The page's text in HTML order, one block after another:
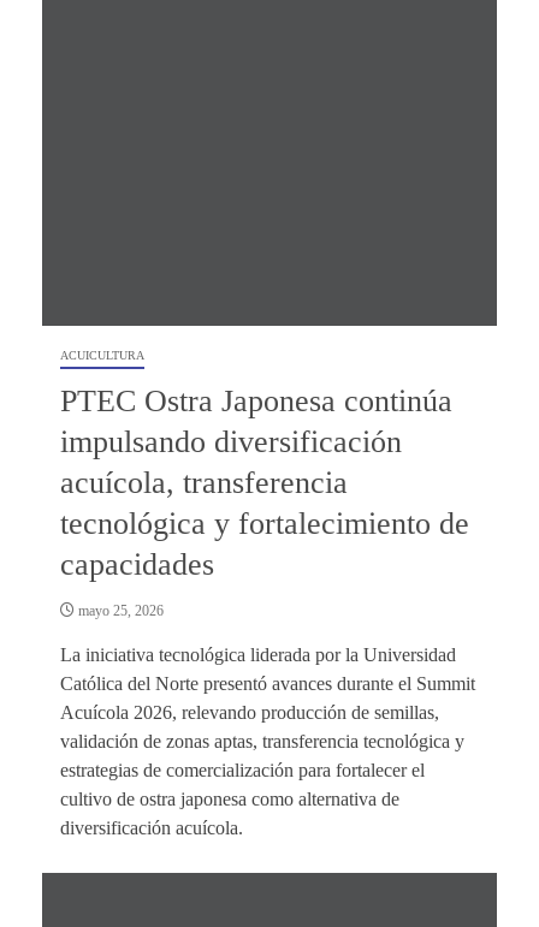
ACUICULTURA
PTEC Ostra Japonesa continúa
impulsando diversificación
acuícola, transferencia
tecnológica y fortalecimiento de
capacidades
mayo 25, 2026
La iniciativa tecnológica liderada por la Universidad
Católica del Norte presentó avances durante el Summit
Acuícola 2026, relevando producción de semillas,
validación de zonas aptas, transferencia tecnológica y
estrategias de comercialización para fortalecer el
cultivo de ostra japonesa como alternativa de
diversificación acuícola.